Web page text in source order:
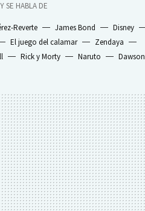
SE HABLA DE
Reverte James Bond
Disney
El juego del calamar
Zendaya
Rick y Morty Naruto
Dawson